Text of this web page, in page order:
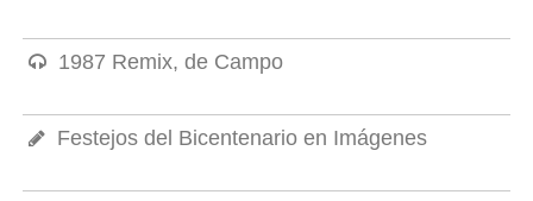
1987 Remix, de Campo
Festejos del Bicentenario en Imágenes